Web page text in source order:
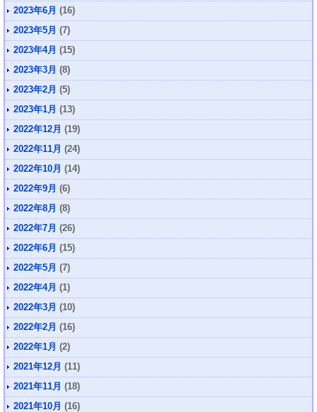
2023年6月 (16)
2023年5月 (7)
2023年4月 (15)
2023年3月 (8)
2023年2月 (5)
2023年1月 (13)
2022年12月 (19)
2022年11月 (24)
2022年10月 (14)
2022年9月 (6)
2022年8月 (8)
2022年7月 (26)
2022年6月 (15)
2022年5月 (7)
2022年4月 (1)
2022年3月 (10)
2022年2月 (16)
2022年1月 (2)
2021年12月 (11)
2021年11月 (18)
2021年10月 (16)